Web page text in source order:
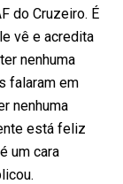
do Cruzeiro. É
vê e acredita
nenhuma
falaram em
nenhuma
está feliz
um cara